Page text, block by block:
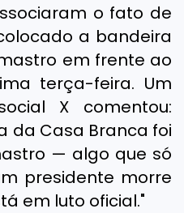
o fato de
a bandeira
em frente ao
terça-feira. Um
X comentou:
da Casa Branca foi
— algo que só
presidente morre
em luto oficial."